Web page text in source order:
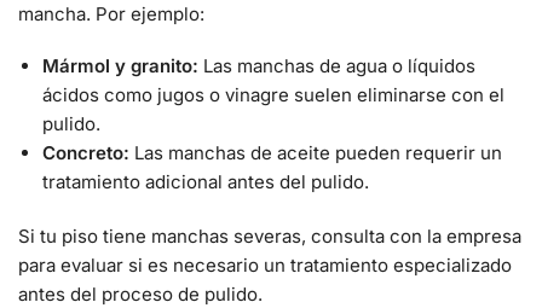
mancha. Por ejemplo:
Mármol y granito: Las manchas de agua o líquidos
ácidos como jugos o vinagre suelen eliminarse con el
pulido.
Concreto: Las manchas de aceite pueden requerir un
tratamiento adicional antes del pulido.
Si tu piso tiene manchas severas, consulta con la empresa
para evaluar si es necesario un tratamiento especializado
antes del proceso de pulido.